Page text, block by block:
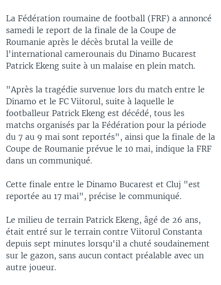
La Fédération roumaine de football (FRF) a annoncé
samedi le report de la finale de la Coupe de
Roumanie après le décès brutal la veille de
l'international camerounais du Dinamo Bucarest
Patrick Ekeng suite à un malaise en plein match.
"Après la tragédie survenue lors du match entre le
Dinamo et le FC Viitorul, suite à laquelle le
footballeur Patrick Ekeng est décédé, tous les
matchs organisés par la Fédération pour la période
du 7 au 9 mai sont reportés", ainsi que la finale de la
Coupe de Roumanie prévue le 10 mai, indique la FRF
dans un communiqué.
Cette finale entre le Dinamo Bucarest et Cluj "est
reportée au 17 mai", précise le communiqué.
Le milieu de terrain Patrick Ekeng, âgé de 26 ans,
était entré sur le terrain contre Viitorul Constanta
depuis sept minutes lorsqu'il a chuté soudainement
sur le gazon, sans aucun contact préalable avec un
autre joueur.